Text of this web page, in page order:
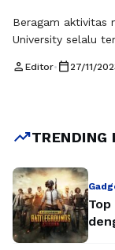
Beragam aktivitas
University selalu
nama yang patut
Baca Selengkapnya
person Editor• calendar_today 27/11/
trending_upTRENDING
Top